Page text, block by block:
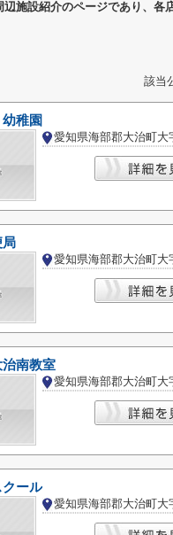
施設紹介のページであり、各
該当
稚園
局
南教室
クール